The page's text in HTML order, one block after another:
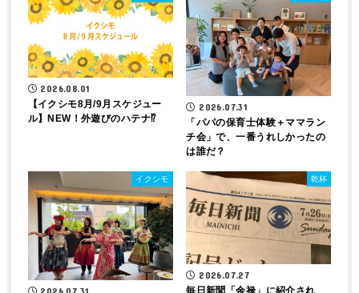
2026.08.01
【イクシモ8月/9月スケジュー
ル】NEW！外遊びのハテナ⁉
2026.07.31
「パパの保育士体験＋ママラン
チ会」で、一番うれしかったの
は誰だ？
イクシモ 乾杯
2026.07.27
毎日新聞「余禄」に紹介され